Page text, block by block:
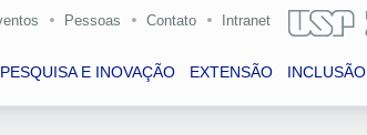
Pessoas Contato Intranet
PESQUISA E INOVAÇÃO EXTENSÃO INCLUSÃO